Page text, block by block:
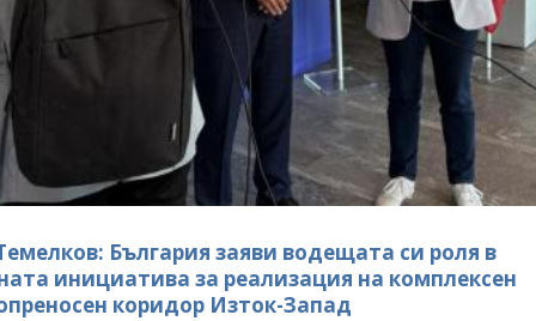
за реализация на
електропреносен
Изток-Запад
ФОТОГАЛЕРИИ
инициатива за реализация на
комплексен електропреносен
коридор Изток-Запад
ВСИЧКИ ФОТОГАЛЕРИИ
България заяви водещата си роля в
инициатива за реализация на комплексен
коридор Изток-Запад